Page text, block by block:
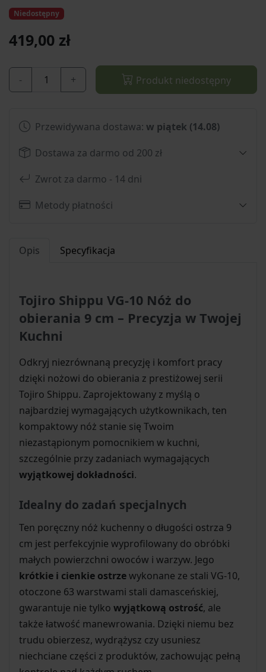
Niedostępny
419,00 zł
- + Produkt niedostępny
Przewidywana dostawa: w piątek (14.08)
Dostawa za darmo od 200 zł
Zwrot za darmo - 14 dni
Metody płatności
Opis Specyfikacja
Tojiro Shippu VG-10 Nóż do
obierania 9 cm – Precyzja w Twojej
Kuchni
Odkryj niezrównaną precyzję i komfort pracy
dzięki nożowi do obierania z prestiżowej serii
Tojiro Shippu. Zaprojektowany z myślą o
najbardziej wymagających użytkownikach, ten
kompaktowy nóż stanie się Twoim
niezastąpionym pomocnikiem w kuchni,
szczególnie przy zadaniach wymagających
wyjątkowej dokładności.
Idealny do zadań specjalnych
Ten poręczny nóż kuchenny o długości ostrza 9
cm jest perfekcyjnie wyprofilowany do obróbki
małych powierzchni owoców i warzyw. Jego
krótkie i cienkie ostrzewykonane ze stali VG-10,
otoczone 63 warstwami stali damasceńskiej,
gwarantuje nie tylko wyjątkową ostrość, ale
także łatwość manewrowania. Dzięki niemu bez
trudu obierzesz, wydrążysz czy usuniesz
niechciane części z produktów, zachowując pełną